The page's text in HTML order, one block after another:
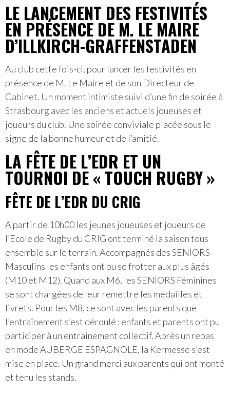
LE LANCEMENT DES FESTIVITÉS
EN PRÉSENCE DE M. LE MAIRE
D’ILLKIRCH-GRAFFENSTADEN
Au club cette fois-ci, pour lancer les festivités en
présence de M. Le Maire et de son Directeur de
Cabinet. Un moment intimiste suivi d’une fin de soirée à
Strasbourg avec les anciens et actuels joueuses et
joueurs du club. Une soirée conviviale placée sous le
signe de la bonne humeur et de l’amitié.
LA FÊTE DE L’EDR ET UN
TOURNOI DE « TOUCH RUGBY »
FÊTE DE L’EDR DU CRIG
A partir de 10h00 les jeunes joueuses et joueurs de
l’Ecole de Rugby du CRIG ont terminé la saison tous
ensemble sur le terrain. Accompagnés des SENIORS
Masculins les enfants ont pu se frotter aux plus âgés
(M10 et M12). Quand aux M6, les SENIORS Féminines
se sont chargées de leur remettre les médailles et
livrets. Pour les M8, ce sont avec les parents que
l’entraînement s’est déroulé : enfants et parents ont pu
participer à un entrainement collectif. Après un repas
en mode AUBERGE ESPAGNOLE, la Kermesse s’est
mise en place. Un grand merci aux parents qui ont monté
et tenu les stands.